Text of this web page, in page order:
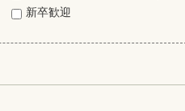
新卒歓迎